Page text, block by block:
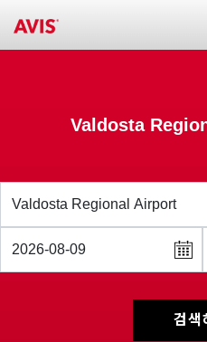
Valdosta
검색